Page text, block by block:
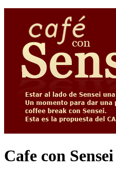
Cafe con Sensei